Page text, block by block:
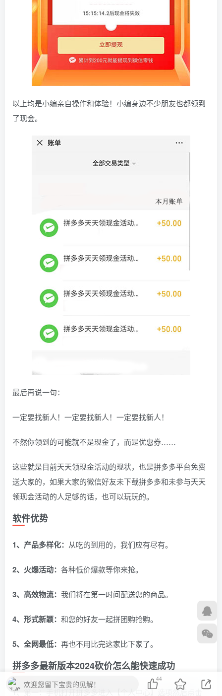
以上均是小编亲自操作和体验！小编身边不少朋友也都领到
了现金。
最后再说一句：
一定要找新人！一定要找新人！一定要找新人！
不然你领到的可能就不是现金了，而是优惠券……
这些就是目前天天领现金活动的现状，也是拼多多平台免费
送大家的，如果大家的微信好友未下载拼多多和未参与天天
领现金活动的人足够的话，也可以玩玩的。
软件优势
1、产品多样化： 从吃的到用的，我们应有尽有。
2、火爆活动： 各种低价爆款等你来抢。
3、高效物流： 我们将在第一时间配送您的商品。
4、形式新颖： 和您的好友一起拼团购抢购。
5、全网最低： 再也不用比完这家比下家了。
拼多多最新版本2024砍价怎么能快速成功
1、第一：手机打开拼多多进入【个人中心】选项然后点击
欢迎您留下宝贵的见解！
44